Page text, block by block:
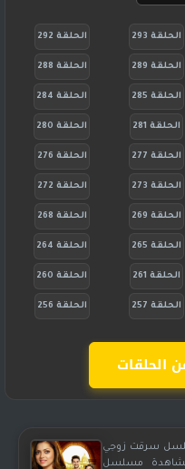
الحلقة 293 الحلقة 292
الحلقة 289 الحلقة 288
الحلقة 285 الحلقة 284
الحلقة 281 الحلقة 280
الحلقة 277 الحلقة 276
الحلقة 273 الحلقة 272
الحلقة 269 الحلقة 268
الحلقة 265 الحلقة 264
الحلقة 261 الحلقة 260
الحلقة 257 الحلقة 256
الحلقات
سرقت زوجي
مسلسل